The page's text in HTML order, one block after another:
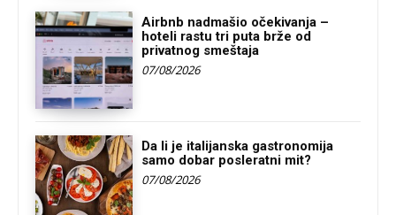
Airbnb nadmašio očekivanja –
hoteli rastu tri puta brže od
privatnog smeštaja
07/08/2026
Da li je italijanska gastronomija
samo dobar posleratni mit?
07/08/2026